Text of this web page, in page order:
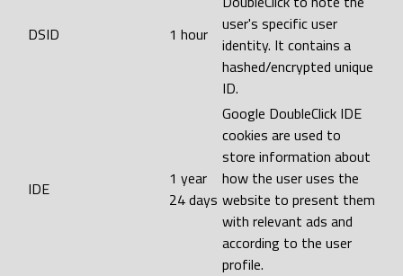
DSID 1 hour
user's specific user
identity. It contains a
hashed/encrypted unique
ID.
IDE
1 year
24 days
Google DoubleClick IDE
cookies are used to
store information about
how the user uses the
website to present them
with relevant ads and
according to the user
profile.